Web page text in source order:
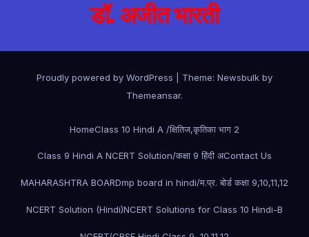
डॉ. अजीत भारती
Proudly powered by WordPress Theme: Newsbulk by
Themeansar.
HomeClass 10 Hindi A /क्षितिज,कृतिका भाग 2
Class 9 Hindi A NCERT Solution/कक्षा 9 हिंदी अContact Us
MAHARASHTRA BOARDmp board in hindi/म.प्र. बोर्ड कक्षा 9,10,11,12
NCERT Solution (Hindi)NCERT Solutions for Class 10 Hindi-B